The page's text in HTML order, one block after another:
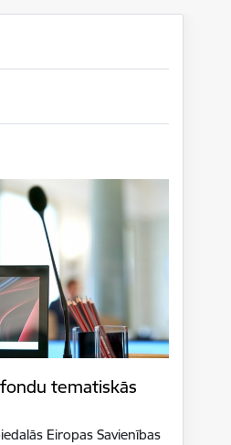
tematiskās
Eiropas Savienības